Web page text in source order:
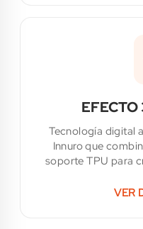
Tecnología digital
Innuro que
soporte TPU para
VER